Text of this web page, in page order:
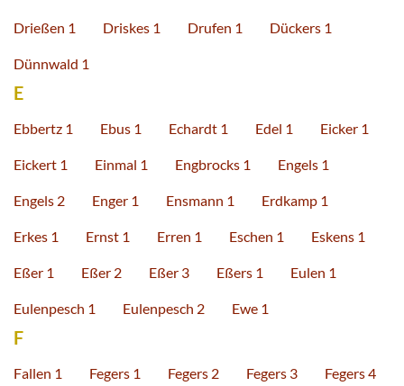
Drießen 1 Driskes 1 Drufen 1 Dückers 1
Dünnwald 1
E
Ebbertz 1 Ebus 1 Echardt 1 Edel 1 Eicker 1
Eickert 1 Einmal 1 Engbrocks 1 Engels 1
Engels 2 Enger 1 Ensmann 1 Erdkamp 1
Erkes 1 Ernst 1 Erren 1 Eschen 1 Eskens 1
Eßer 1 Eßer 2 Eßer 3 Eßers 1 Eulen 1
Eulenpesch 1 Eulenpesch 2 Ewe 1
F
Fallen 1 Fegers 1 Fegers 2 Fegers 3 Fegers 4